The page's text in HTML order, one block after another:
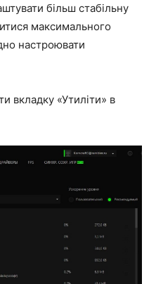
більш стабільну
максимального
настроювати
вкладку «Утиліти» в